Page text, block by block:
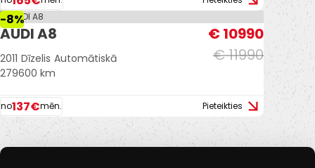
-8%
AUDI A8
€ 11990
€ 10990
2011 Dīzelis Automātiskā
279600 km
no137€mēn. Pieteikties